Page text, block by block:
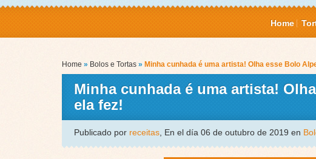
Home
Home » Bolos e Tortas » Minha cunhada é uma artista! Olha esse Bolo
Minha cunhada é uma artista!
ela fez!
Publicado por receitas , En el día 06 de outubro de 2019 en